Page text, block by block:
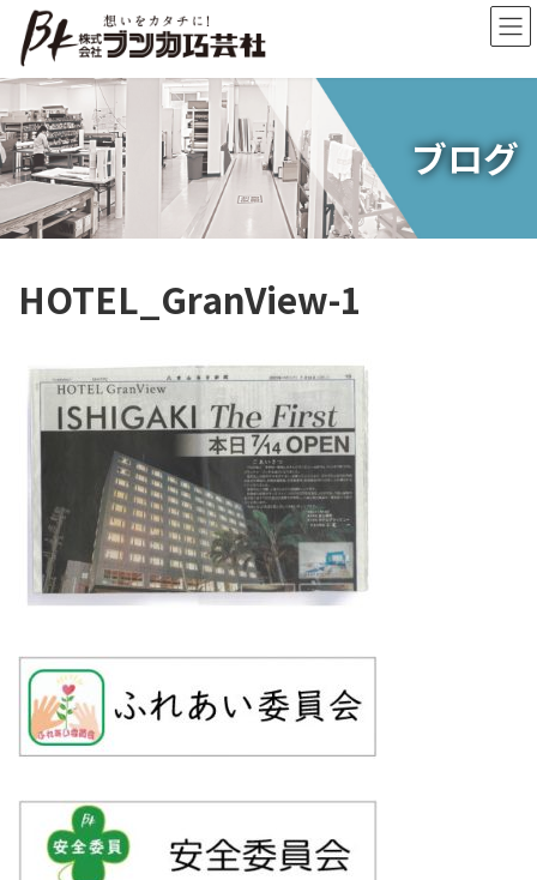
ン
ツ
へ
ス
キ
ッ
プ
ー
シ
ョ
ン
に
移
動
ブログ
HOTEL_GranView-1